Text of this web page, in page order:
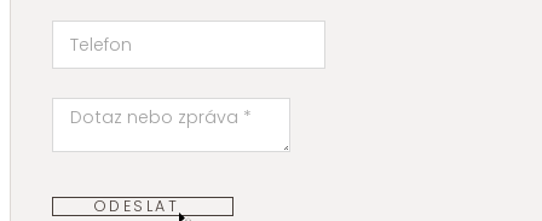
ODESLAT